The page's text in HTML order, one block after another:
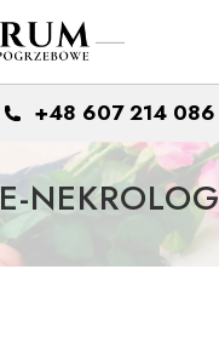
+48 607 214 086
E-NEKROLOG